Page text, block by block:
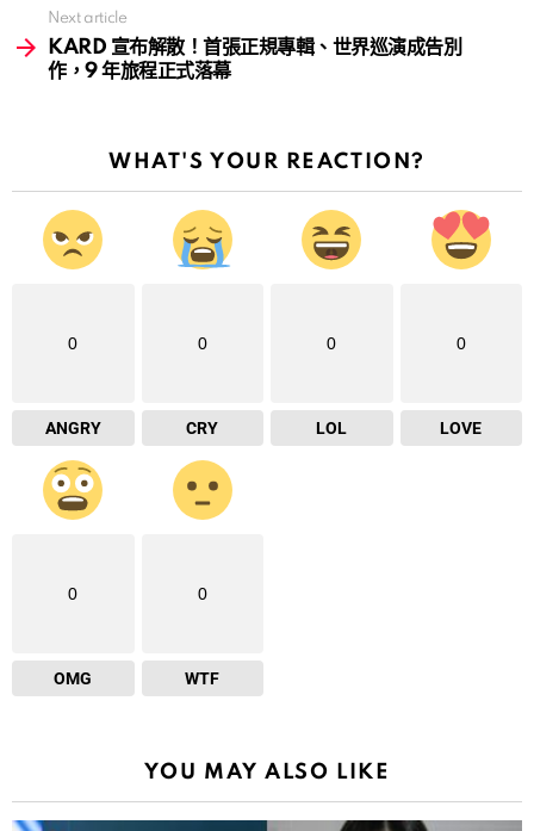
Next article
KARD 宣布解散！首張正規專輯、世界巡演成告別
作，9 年旅程正式落幕
WHAT'S YOUR REACTION?
0
ANGRY
0
CRY
0
LOL
0
LOVE
0
OMG
0
WTF
YOU MAY ALSO LIKE